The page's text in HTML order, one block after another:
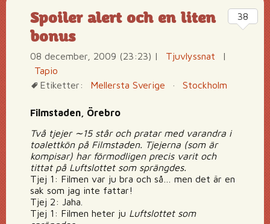
Spoiler alert och en liten
bonus
08 december, 2009 (23:23) | Tjuvlyssnat
|
Tapio
Etiketter:
Mellersta Sverige · Stockholm
Filmstaden, Örebro
Två tjejer ∼15 står och pratar med varandra i
toalettkön på Filmstaden. Tjejerna (som är
kompisar) har förmodligen precis varit och
tittat på Luftslottet som sprängdes.
Tjej 1: Filmen var ju bra och så… men det är en
sak som jag inte fattar!
Tjej 2: Jaha.
Tjej 1: Filmen heter ju Luftslottet som
38